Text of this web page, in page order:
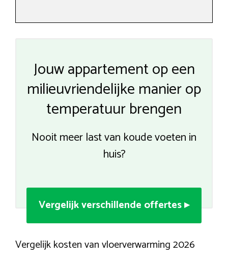
Jouw appartement op een
milieuvriendelijke manier op
temperatuur brengen
Nooit meer last van koude voeten in
huis?
Vergelijk verschillende offertes ▸
Vergelijk kosten van vloerverwarming 2026